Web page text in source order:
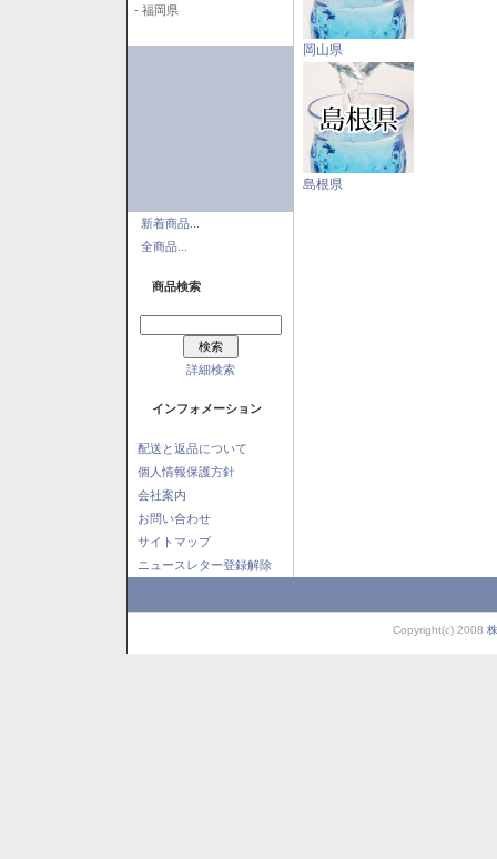
- 福岡県
新着商品...
全商品...
商品検索
詳細検索
インフォメーション
配送と返品について
個人情報保護方針
会社案内
お問い合わせ
サイトマップ
ニュースレター登録解除
岡山県
島根県
Copyright(c) 2008